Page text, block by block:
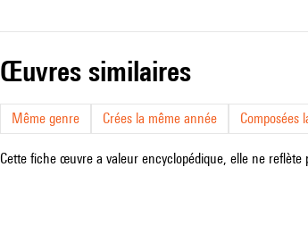
œuvres similaires
Même genre Crées la même année Composées
Cette fiche œuvre a valeur encyclopédique, elle ne